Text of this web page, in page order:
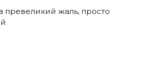
превеликий жаль, просто